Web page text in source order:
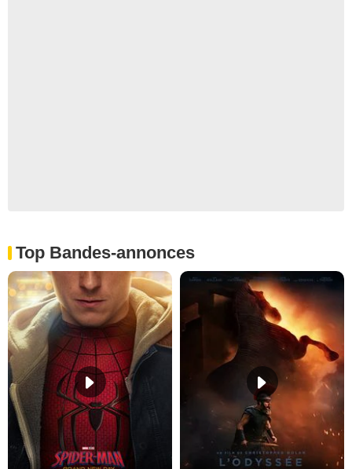
Top Bandes-annonces